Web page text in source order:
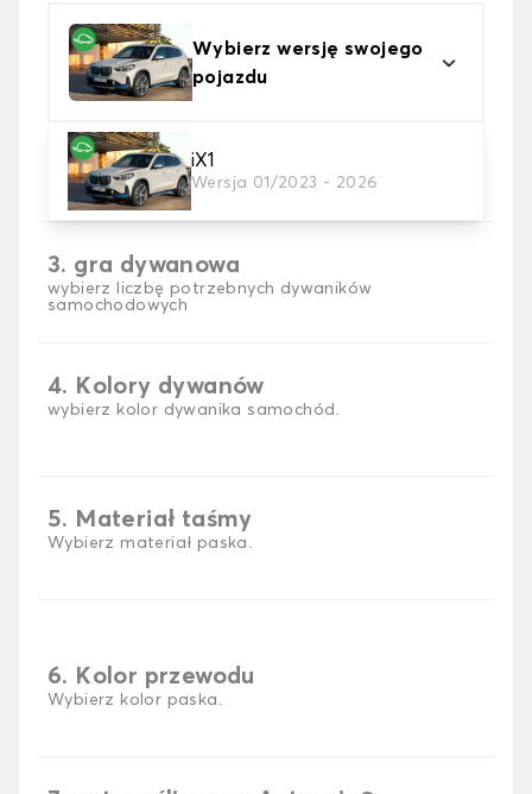
Wybierz wersję swojego
pojazdu
iX1
Wersja 01/2023 - 2026
2. Materiał
wybierz materiał dywanika samochodowego
3. gra dywanowa
wybierz liczbę potrzebnych dywaników
samochodowych
4. Kolory dywanów
wybierz kolor dywanika samochód.
5. Materiał taśmy
Wybierz materiał paska.
6. Kolor przewodu
Wybierz kolor paska.